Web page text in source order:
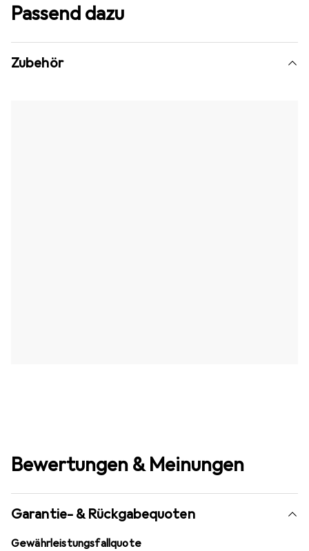
Passend dazu
Zubehör
Bewertungen & Meinungen
Garantie- & Rückgabequoten
Gewährleistungsfallquote